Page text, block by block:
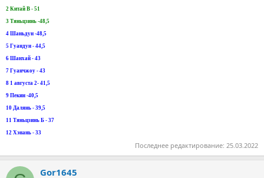
2 Китай В - 51
3 Тяньцзинь -48,5
4 Шаньдун -48,5
5 Гуандун - 44,5
6 Шанхай - 43
7 Гуанчжоу - 43
8 1 августа 2- 41,5
9 Пекин -40,5
10 Далянь - 39,5
11 Тяньцзинь Б - 37
12 Хэнань - 33
Последнее редактирование: 25.03.2022
Gor1645